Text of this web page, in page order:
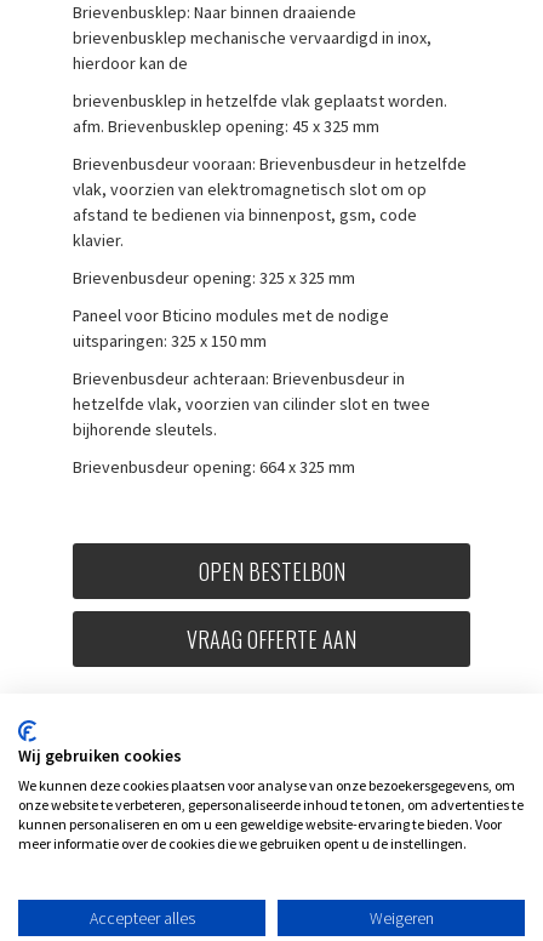
Brievenbusklep: Naar binnen draaiende
brievenbusklep mechanische vervaardigd in inox,
hierdoor kan de
brievenbusklep in hetzelfde vlak geplaatst worden.
afm. Brievenbusklep opening: 45 x 325 mm
Brievenbusdeur vooraan: Brievenbusdeur in hetzelfde
vlak, voorzien van elektromagnetisch slot om op
afstand te bedienen via binnenpost, gsm, code
klavier.
Brievenbusdeur opening: 325 x 325 mm
Paneel voor Bticino modules met de nodige
uitsparingen: 325 x 150 mm
Brievenbusdeur achteraan: Brievenbusdeur in
hetzelfde vlak, voorzien van cilinder slot en twee
bijhorende sleutels.
Brievenbusdeur opening: 664 x 325 mm
OPEN BESTELBON
VRAAG OFFERTE AAN
Wij gebruiken cookies
We kunnen deze cookies plaatsen voor analyse van onze bezoekersgegevens, om
onze website te verbeteren, gepersonaliseerde inhoud te tonen, om advertenties te
kunnen personaliseren en om u een geweldige website-ervaring te bieden. Voor
meer informatie over de cookies die we gebruiken opent u de instellingen.
Accepteer alles Weigeren